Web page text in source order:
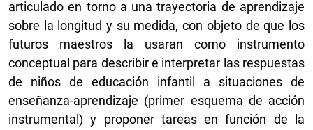
articulado en torno a una trayectoria de aprendizaje
sobre la longitud y su medida, con objeto de que los
futuros maestros la usaran como instrumento
conceptual para describir e interpretar las respuestas
de niños de educación infantil a situaciones de
enseñanza-aprendizaje (primer esquema de acción
instrumental) y proponer tareas en función de la